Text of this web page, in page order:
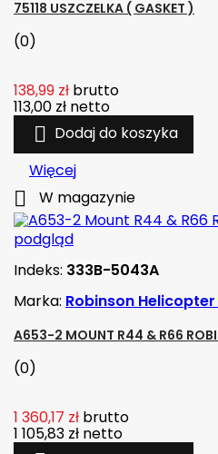
75118 USZCZELKA ( GASKET )
(0)
138,99 zł brutto
113,00 zł netto
 Dodaj do koszyka
Więcej
 W magazynie
podgląd
Indeks: 333B-5043A
Marka: Robinson
A653-2 MOUNT R44 & R66
(0)
1 360,17 zł brutto
1 105,83 zł netto